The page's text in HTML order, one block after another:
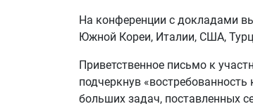
На конференции с докладами
Южной Кореи, Италии, США,
Приветственное письмо к
подчеркнув
больших задач, поставленных